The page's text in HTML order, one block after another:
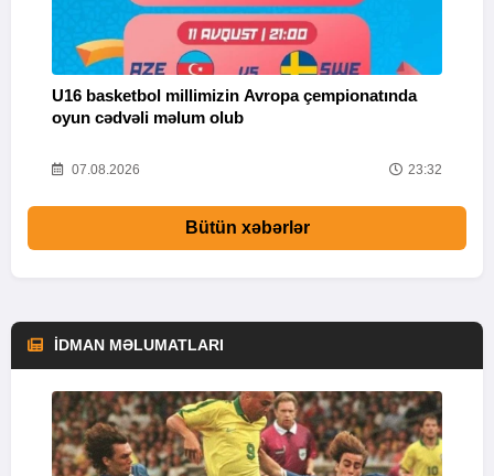
U16 basketbol millimizin Avropa çempionatında
oyun cədvəli məlum olub
07.08.2026 23:32
Bütün xəbərlər
İDMAN MƏLUMATLARI